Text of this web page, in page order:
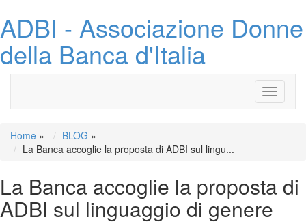
ADBI - Associazione Donne
della Banca d'Italia
Toggle
Home » BLOG »
La Banca accoglie la proposta di ADBI sul lingu...
La Banca accoglie la proposta di
ADBI sul linguaggio di genere